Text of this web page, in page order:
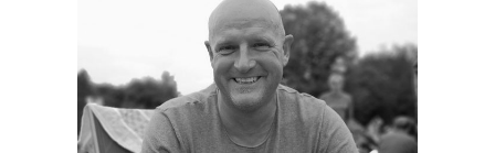
REISEFÜHRER
REISEMAGAZINE